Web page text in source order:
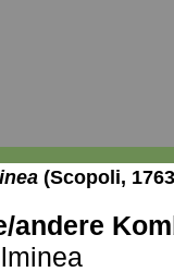
(Scopoli,
andere